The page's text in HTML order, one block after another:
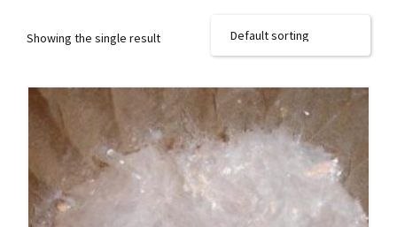
Showing the single result